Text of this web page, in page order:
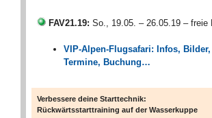
FAV21.19: So., 19.05. – 26.05.19 – freie
VIP-Alpen-Flugsafari: Infos, Bilder,
Termine, Buchung…
Verbessere deine Starttechnik:
Rückwärtsstarttraining auf der Wasserkuppe